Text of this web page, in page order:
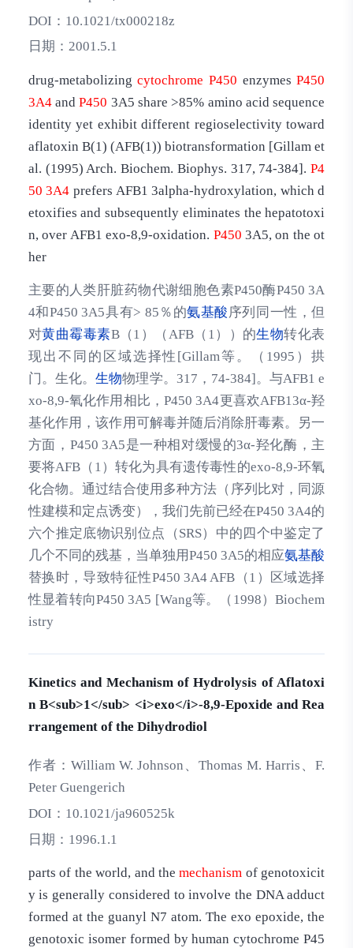
DOI： 10.1021/tx000218z
日期： 2001.5.1
drug-metabolizingcytochrome P450 enzymesP450
3A4andP450 3A5 share >85% amino acid sequence
identity yet exhibit different regioselectivity toward
aflatoxin B(1) (AFB(1)) biotransformation [Gillam et
al. (1995) Arch. Biochem. Biophys. 317, 74-384].P4
50 3A4 prefers AFB1 3alpha-hydroxylation, which d
etoxifies and subsequently eliminates the hepatotoxi
n, over AFB1 exo-8,9-oxidation. P450 3A5, on the ot
her
主要的人类肝脏药物代谢细胞色素P450酶P450 3A
4和P450 3A5具有> 85％的氨基酸序列同一性，但
对黄曲霉毒素B（1）（AFB（1））的生物转化表
现出不同的区域选择性[Gillam等。（1995）拱
门。生化。生物物理学。317，74-384]。与AFB1 e
xo-8,9-氧化作用相比，P450 3A4更喜欢AFB13α-羟
基化作用，该作用可解毒并随后消除肝毒素。另一
方面，P450 3A5是一种相对缓慢的3α-羟化酶，主
要将AFB（1）转化为具有遗传毒性的exo-8,9-环氧
化合物。通过结合使用多种方法（序列比对，同源
性建模和定点诱变），我们先前已经在P450 3A4的
六个推定底物识别位点（SRS）中的四个中鉴定了
几个不同的残基，当单独用P450 3A5的相应氨基酸
替换时，导致特征性P450 3A4 AFB（1）区域选择
性显着转向P450 3A5 [Wang等。（1998）Biochem
istry
Kinetics and Mechanism of Hydrolysis of Aflatoxi
n B<sub>1</sub> <i>exo</i>-8,9-Epoxide and Rea
rrangement of the Dihydrodiol
作者： William W. Johnson、Thomas M. Harris、F.
Peter Guengerich
DOI： 10.1021/ja960525k
日期： 1996.1.1
parts of the world, and themechanism of genotoxicit
y is generally considered to involve the DNA adduct
formed at the guanyl N7 atom. The exo epoxide, the
genotoxic isomer formed by human cytochrome P45